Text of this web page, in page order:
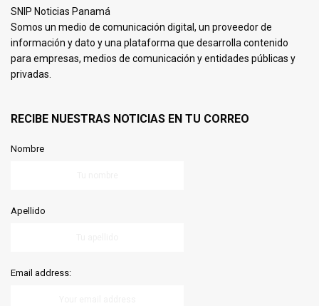
SNIP Noticias Panamá
Somos un medio de comunicación digital, un proveedor de
información y dato y una plataforma que desarrolla contenido
para empresas, medios de comunicación y entidades públicas y
privadas.
RECIBE NUESTRAS NOTICIAS EN TU CORREO
Nombre
Apellido
Email address: